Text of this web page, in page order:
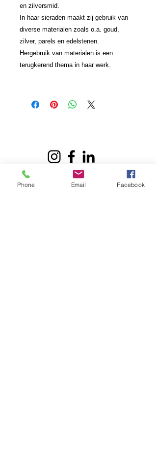
en zilversmid.
In haar sieraden maakt zij gebruik van
diverse materialen zoals o.a. goud,
zilver, parels en edelstenen.
Hergebruik van materialen is een
terugkerend thema in haar werk.
Atelier Karin Wichers | Nijverheidsweg
Phone Email Facebook